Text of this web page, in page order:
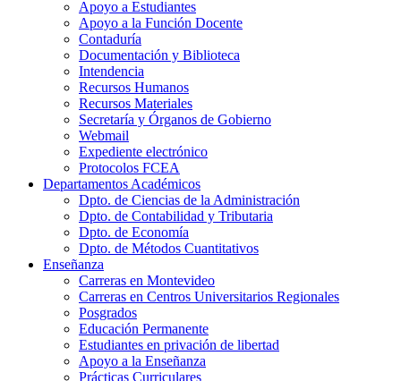
Apoyo a Estudiantes
Apoyo a la Función Docente
Contaduría
Documentación y Biblioteca
Intendencia
Recursos Humanos
Recursos Materiales
Secretaría y Órganos de Gobierno
Webmail
Expediente electrónico
Protocolos FCEA
Departamentos Académicos
Dpto. de Ciencias de la Administración
Dpto. de Contabilidad y Tributaria
Dpto. de Economía
Dpto. de Métodos Cuantitativos
Enseñanza
Carreras en Montevideo
Carreras en Centros Universitarios Regionales
Posgrados
Educación Permanente
Estudiantes en privación de libertad
Apoyo a la Enseñanza
Prácticas Curriculares